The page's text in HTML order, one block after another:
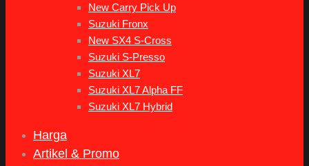
New Carry Pick Up
Suzuki Fronx
New SX4 S-Cross
Suzuki S-Presso
Suzuki XL7
Suzuki XL7 Alpha FF
Suzuki XL7 Hybrid
Harga
Artikel & Promo